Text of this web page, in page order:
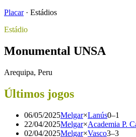
Placar · Estádios
Estádio
Monumental UNSA
Arequipa, Peru
Últimos jogos
06/05/2025Melgar×Lanús0–1
22/04/2025Melgar×Academia P.
02/04/2025Melgar×Vasco3–3